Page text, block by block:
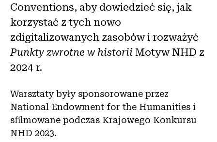
Conventions, aby dowiedzieć się, jak
korzystać z tych nowo
zdigitalizowanych zasobów i rozważyć
Punkty zwrotne w historii Motyw NHD z
2024 r.
Warsztaty były sponsorowane przez
National Endowment for the Humanities i
sfilmowane podczas Krajowego Konkursu
NHD 2023.